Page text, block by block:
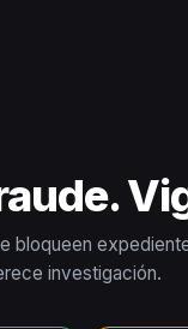
bloqueen
investigación.